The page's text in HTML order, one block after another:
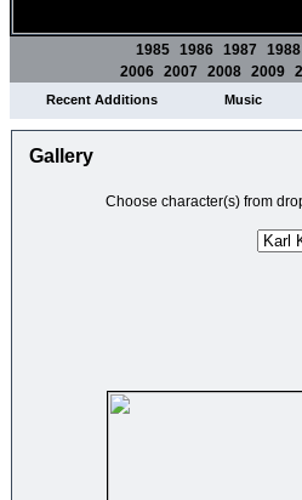
1985 1986 1987 1988
2006 2007 2008 2009
Recent Additions Music
Gallery
Choose character(s) from